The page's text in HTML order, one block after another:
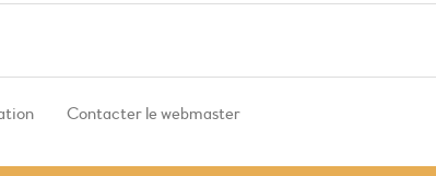
Contacter le webmaster